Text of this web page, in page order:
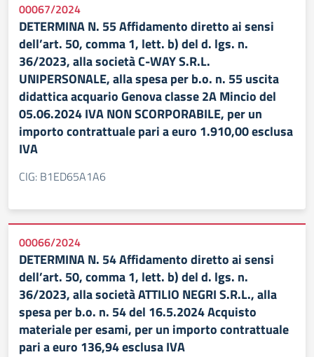
00067/2024
DETERMINA N. 55 Affidamento diretto ai sensi
dell’art. 50, comma 1, lett. b) del d. lgs. n.
36/2023, alla società C-WAY S.R.L.
UNIPERSONALE, alla spesa per b.o. n. 55 uscita
didattica acquario Genova classe 2A Mincio del
05.06.2024 IVA NON SCORPORABILE, per un
importo contrattuale pari a euro 1.910,00 esclusa
IVA
CIG: B1ED65A1A6
00066/2024
DETERMINA N. 54 Affidamento diretto ai sensi
dell’art. 50, comma 1, lett. b) del d. lgs. n.
36/2023, alla società ATTILIO NEGRI S.R.L., alla
spesa per b.o. n. 54 del 16.5.2024 Acquisto
materiale per esami, per un importo contrattuale
pari a euro 136,94 esclusa IVA